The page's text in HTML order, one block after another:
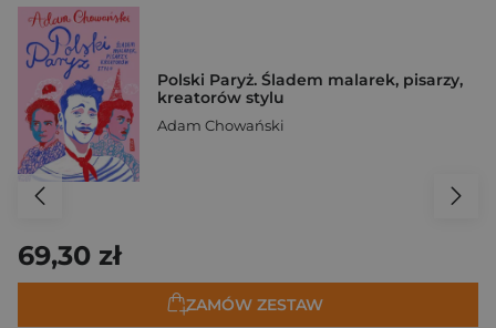
Polski Paryż. Śladem malarek, pisarzy,
kreatorów stylu
Adam Chowański
69,30 zł
ZAMÓW ZESTAW